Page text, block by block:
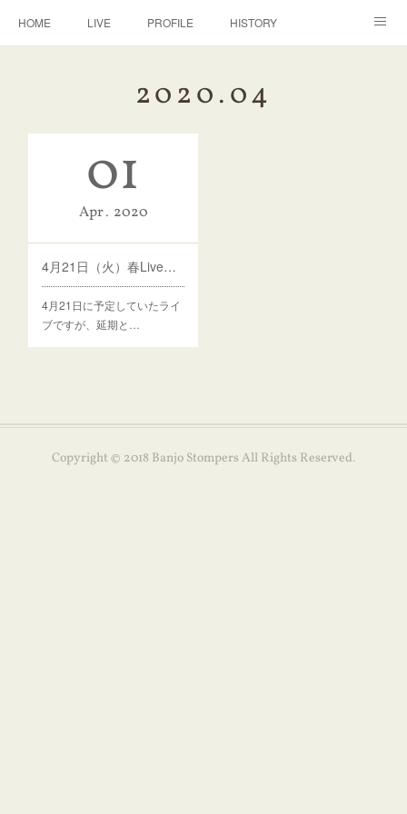
HOME LIVE PROFILE HISTORY
2020.04
01
Apr 2020
4月21日（火）春Live【中止（延期）】のお知らせ
4月21日に予定していたライ
ブですが、延期と…
Copyright © 2018 Banjo Stompers All Rights Reserved.